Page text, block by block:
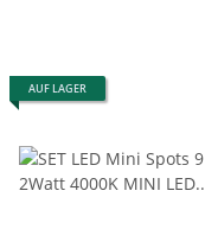
AUF LAGER